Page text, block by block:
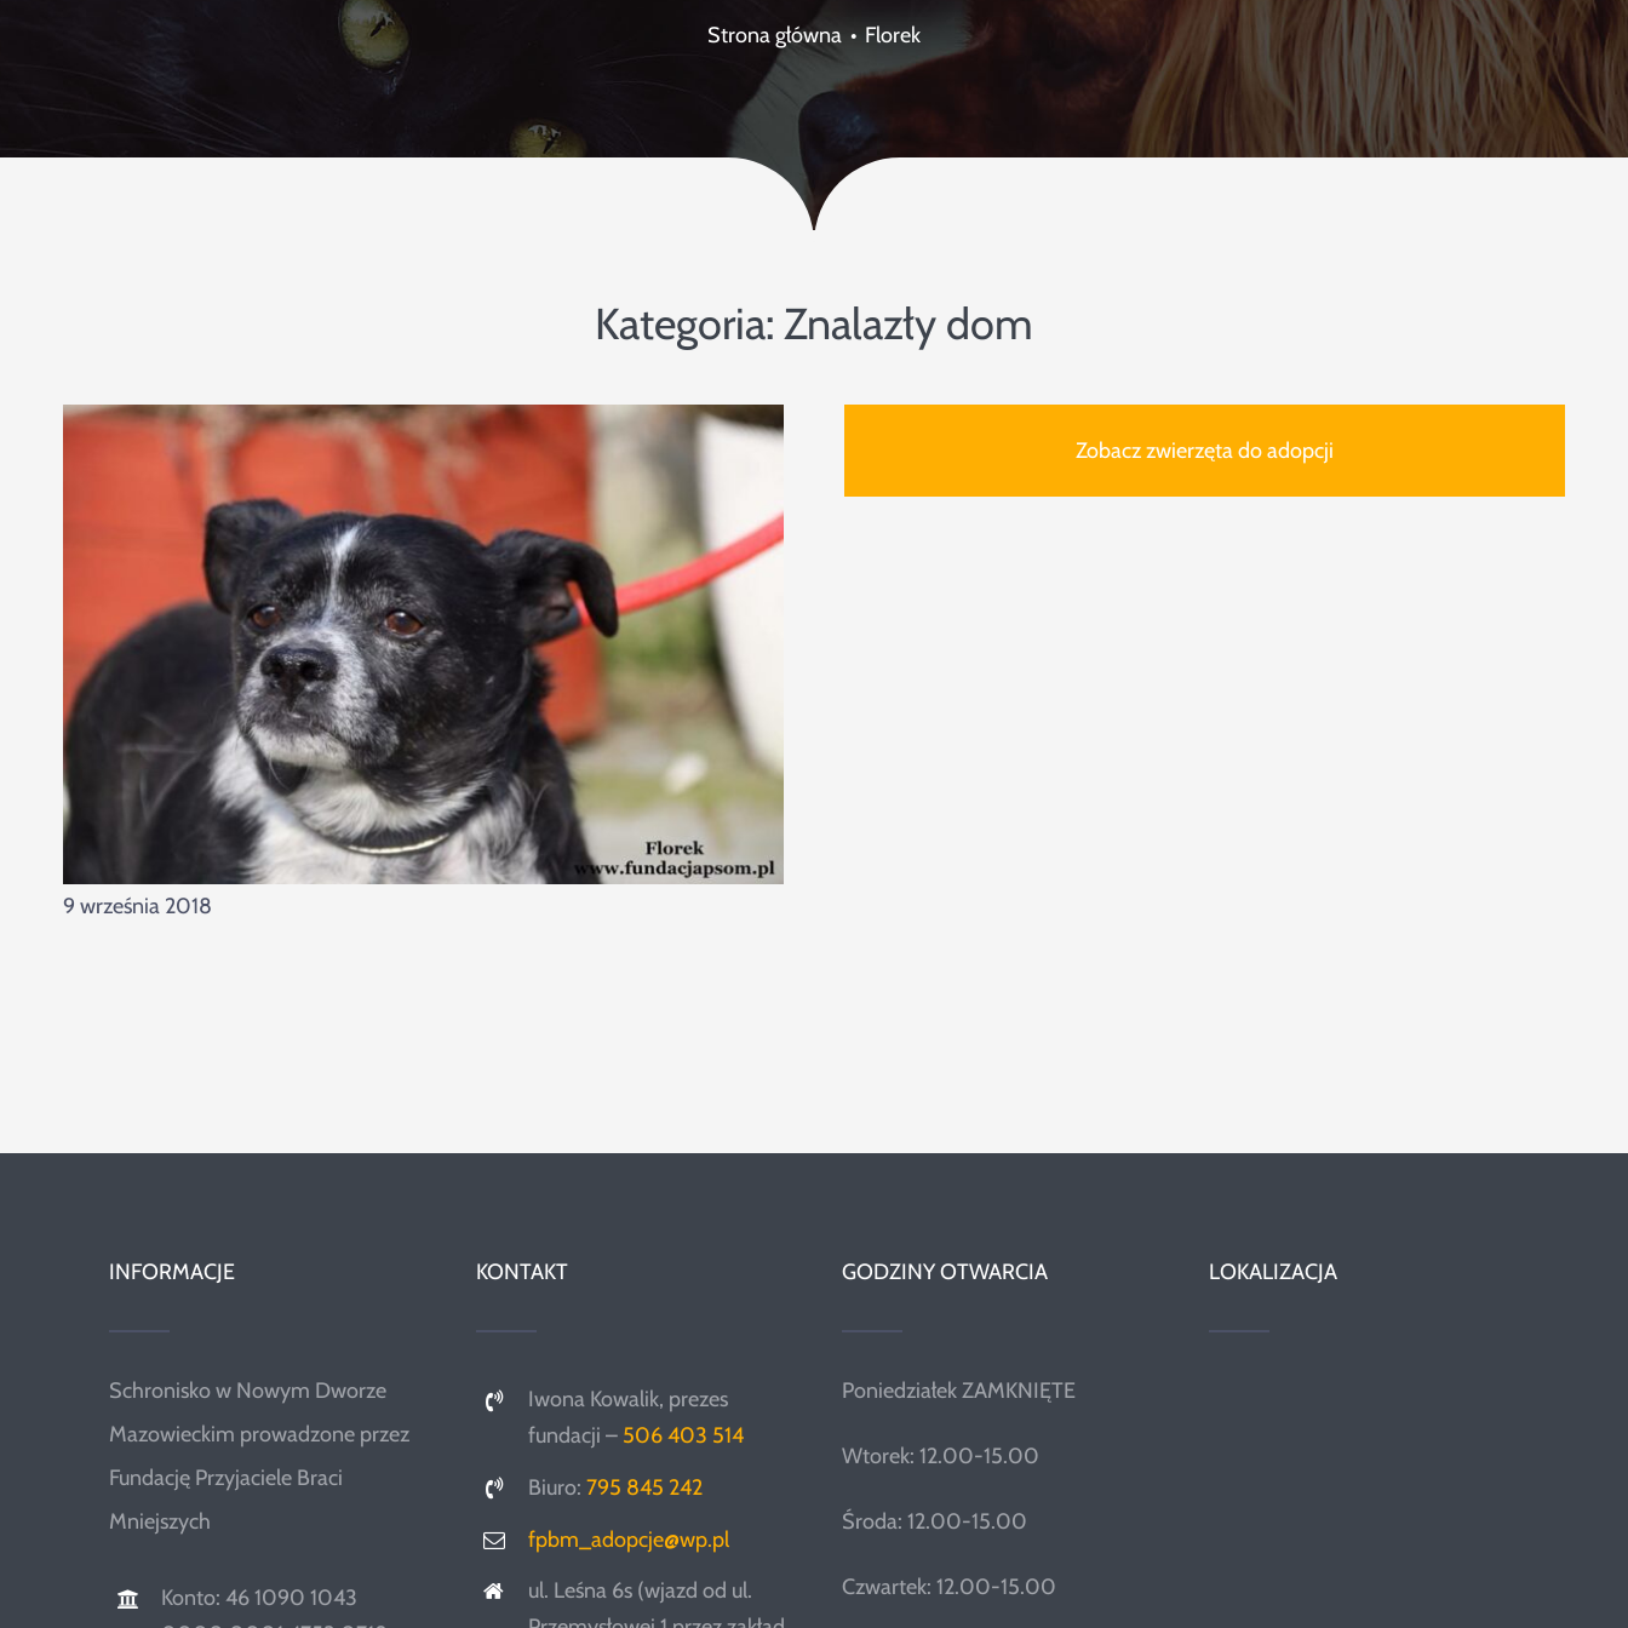
Strona główna Florek
Kategoria: Znalazły dom
9 września 2018
Zobacz zwierzęta do adopcji
INFORMACJE
Schronisko w Nowym Dworze
Mazowieckim prowadzone przez
Fundację Przyjaciele Braci
Mniejszych
Konto: 46 1090 1043
KONTAKT
Iwona Kowalik, prezes
fundacji – 506 403 514
Biuro: 795 845 242
fpbm_adopcje@wp.pl
ul. Leśna 6s (wjazd od ul.
GODZINY OTWARCIA
Poniedziałek ZAMKNIĘTE
Wtorek: 12.00-15.00
Środa: 12.00-15.00
Czwartek: 12.00-15.00
LOKALIZACJA